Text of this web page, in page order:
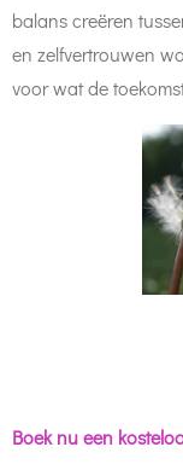
balans creëren
en zelfvertrouwen
voor wat de
Boek nu een